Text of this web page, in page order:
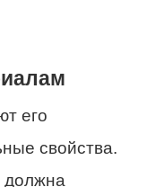
его
свойства.
должна